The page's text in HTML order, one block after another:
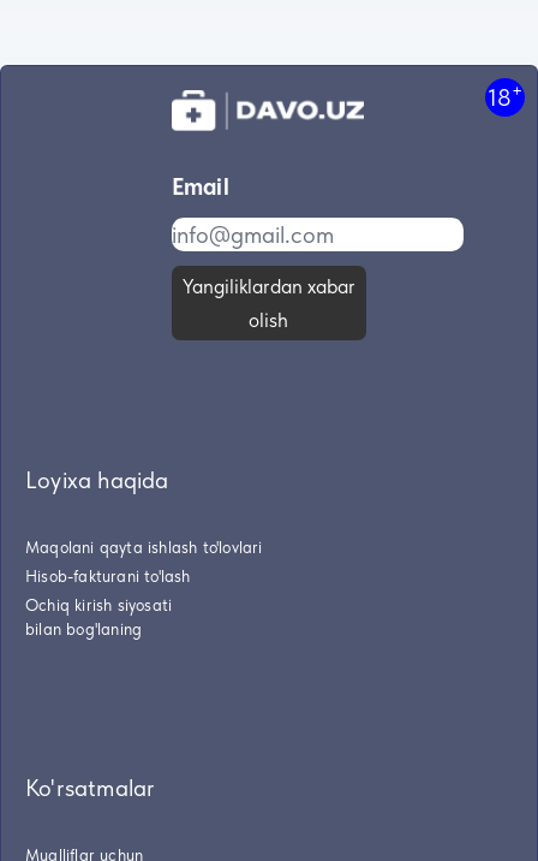
18+
Email
Yangiliklardan xabar
olish
Loyixa haqida
Maqolani qayta ishlash to'lovlari
Hisob-fakturani to'lash
Ochiq kirish siyosati
bilan bog'laning
Ko'rsatmalar
Mualliflar uchun